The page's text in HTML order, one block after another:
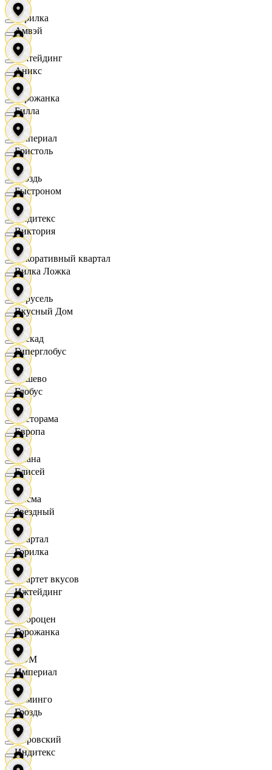
Горилка
Ижтейдинг
Горожанка
Империал
Гроздь
Индитекс
Декоративный квартал
Карусель
Каскад
Дёшево
Касторама
Диана
Дисма
Квартал
Квартет вкусов
Доброцен
ДОМ
Доминго
Кировский
Амвэй
Аникс
Билла
Бристоль
Быстроном
Виктория
Вилка Ложка
Вкусный Дом
Гиперглобус
Глобус
Европа
Елисей
Звездный
Горилка
Ижтейдинг
Горожанка
Империал
Гроздь
Индитекс